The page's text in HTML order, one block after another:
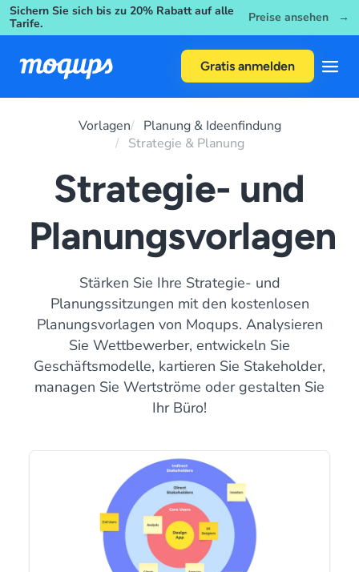
Skip to content
Sichern Sie sich bis zu 20% Rabatt auf alle
Tarife.
Preise ansehen →
Gratis anmelden
Vorlagen
Planung & Ideenfindung
Strategie & Planung
Strategie- und
Planungsvorlagen
Stärken Sie Ihre Strategie- und
Planungssitzungen mit den kostenlosen
Planungsvorlagen von Moqups. Analysieren
Sie Wettbewerber, entwickeln Sie
Geschäftsmodelle, kartieren Sie Stakeholder,
managen Sie Wertströme oder gestalten Sie
Ihr Büro!